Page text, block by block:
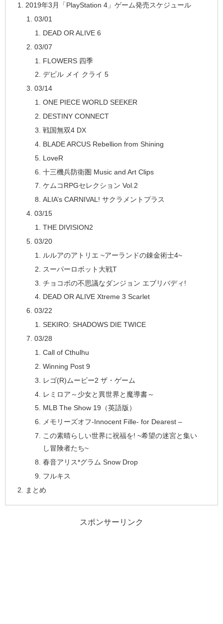
2019年3月「PlayStation 4」ゲーム発売スケジュール
03/01
DEAD OR ALIVE 6
03/07
FLOWERS 四季
デビル メイ クライ 5
03/14
ONE PIECE WORLD SEEKER
DESTINY CONNECT
戦国無双4 DX
BLADE ARCUS Rebellion from Shining
LoveR
十三機兵防衛圏 Music and Art Clips
ケムコRPGセレクション Vol.2
ALIA’s CARNIVAL! サクラメントプラス
03/15
THE DIVISION2
03/20
ルルアのアトリエ ~アーランドの錬金術士4~
スーパーロボット大戦T
チョコボの不思議なダンジョン エブリバディ!
DEAD OR ALIVE Xtreme 3 Scarlet
03/22
SEKIRO: SHADOWS DIE TWICE
03/28
Call of Cthulhu
Winning Post 9
レゴ(R)ムービー2 ザ・ゲーム
レミロア～少女と異世界と魔導書～
MLB The Show 19（英語版）
メモリーズオフ-Innocent Fille- for Dearest –
この素晴らしい世界に祝福を! ~希望の迷宮と集い
し冒険者たち~
春音アリス*グラム Snow Drop
フルキス
まとめ
スポンサーリンク